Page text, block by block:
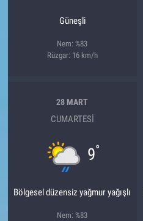
Güneşli
Nem: %83
Rüzgar: 16 km/h
28 MART
CUMARTESI
9°
Bölgesel düzensiz yağmur yağışlı
Nem: %83